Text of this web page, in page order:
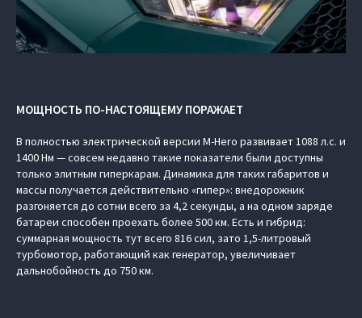
МОЩНОСТЬ ПО-НАСТОЯЩЕМУ ПОРАЖАЕТ
В полностью электрической версии M-Hero развивает 1088 л.с. и
1400 Нм — совсем недавно такие показатели были доступны
только элитным гиперкарам. Динамика для таких габаритов и
массы получается действительно «гипер»: внедорожник
разгоняется до сотни всего за 4,2 секунды, а на одном заряде
батареи способен проехать более 500 км. Есть и гибрид:
суммарная мощность тут всего 816 сил, зато 1,5-литровый
турбомотор, работающий как генератор, увеличивает
дальнобойность до 750 км.